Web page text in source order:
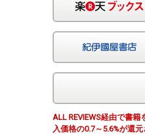
ALL REVIEWS経由で書
入価格の0.7～5.6%が還